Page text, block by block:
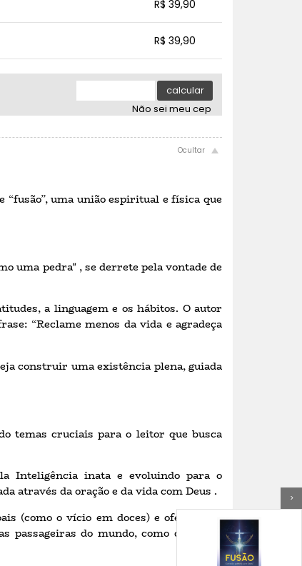
>
R$ 39,90
R$ 39,90
....
calcular
Não sei meu cep
uma união espiritual e física que
uma pedra" , se derrete pela vontade de
a linguagem e os hábitos. O autor
“Reclame menos da vida e agradeça
construir uma existência plena, guiada
temas cruciais para o leitor que busca
Inteligência inata e evoluindo para o
através da oração e da vida com Deus .
(como o vício em doces) e oferecendo
do mundo, como dinheiro,